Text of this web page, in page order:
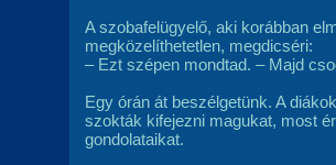
A szobafelügyelő, aki korábban
megközelíthetetlen, megdicséri:
– Ezt szépen mondtad. – Majd
Egy órán át beszélgetünk. A
szokták kifejezni magukat, most
gondolataikat.